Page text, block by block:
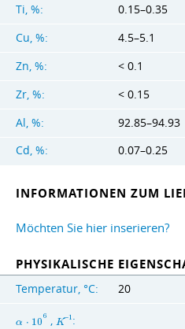
Ti, %:
0.15–0.35
Cu, %:
4.5–5.1
Zn, %:
< 0.1
Zr, %:
< 0.15
Al, %:
92.85–94.93
Cd, %:
0.07–0.25
INFORMATIONEN ZUM
Möchten Sie hier inserieren?
PHYSIKALISCHE
Temperatur, °C: 20
α ⋅ 10
6 , K−1 :